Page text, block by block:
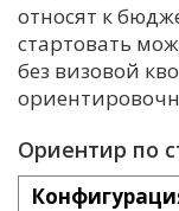
относят к
стартовать
без визовой
Ориентир по